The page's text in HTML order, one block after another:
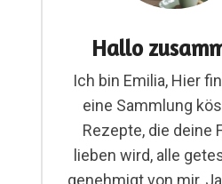
Hallo
Ich bin Emilia, Hier
eine Sammlung
Rezepte, die deine
lieben wird, alle
genehmigt von mir,